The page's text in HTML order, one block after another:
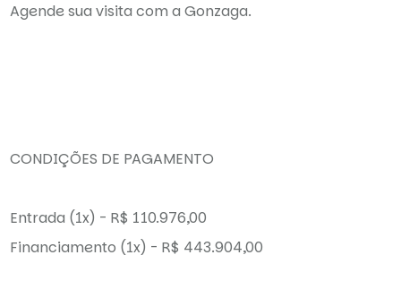
Agende sua visita com a Gonzaga.
CONDIÇÕES DE PAGAMENTO
Entrada (1x) - R$ 110.976,00
Financiamento (1x) - R$ 443.904,00